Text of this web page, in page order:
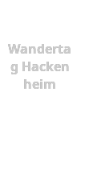
Wanderta
g Hacken
heim